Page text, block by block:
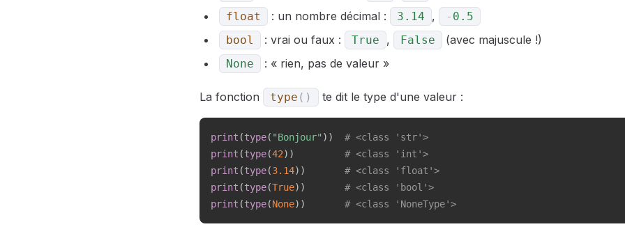
float
: un nombre décimal : 3.14 , - 0.5
bool
: vrai ou faux : True , False (avec majuscule !)
None : « rien, pas de valeur »
La fonction type ( ) te dit le type d'une valeur :
print (type( "Bonjour" ) )
# <class 'str'>
print (type(42) )
# <class 'int'>
print (type(3.14) )
# <class 'float'>
print (type(True) )
# <class 'bool'>
print (type(None) ) # <class 'NoneType'>